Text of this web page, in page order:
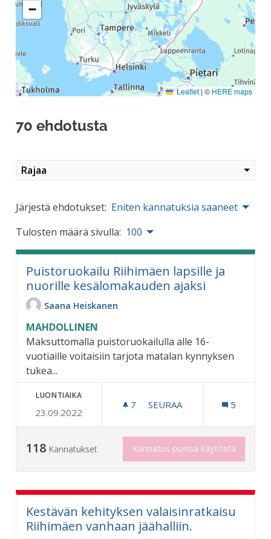
−
Leaflet | © HERE maps
70 ehdotusta
Rajaa
Järjestä ehdotukset: Eniten kannatuksia saaneet
Tulosten määrä sivulla: 100
Puistoruokailu Riihimäen lapsille ja
nuorille kesälomakauden ajaksi
Saana Heiskanen
MAHDOLLINEN
Maksuttomalla puistoruokailulla alle 16-
vuotiaille voitaisiin tarjota matalan kynnyksen
tukea...
LUONTIAIKA
23.09.2022
7 7 SEURAAJAA
SEURAA 5
118 Kannatukset Kannatus poissa käytöstä
Kestävän kehityksen valaisinratkaisu
Riihimäen vanhaan jäähalliin.